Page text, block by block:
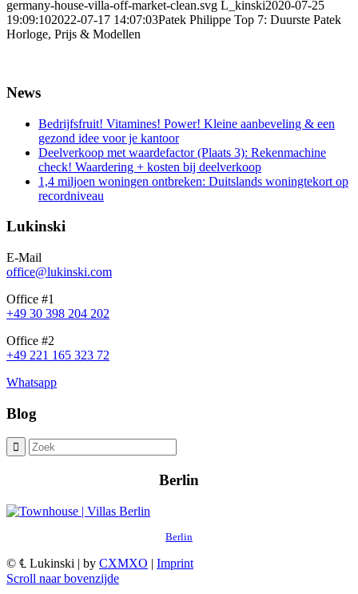
germany-house-villa-off-market-clean.svg L_kinski2020-07-25
19:09:102022-07-17 14:07:03Patek Philippe Top 7: Duurste Patek
Horloge, Prijs & Modellen
News
Bedrijfsfruit! Vitamines! Power! Kleine aanbeveling & een
gezond idee voor je kantoor
Deelverkoop met waardefactor (Plaats 3): Rekenmachine
check! Waardering + kosten bij deelverkoop
1,4 miljoen woningen ontbreken: Duitslands woningtekort op
recordniveau
Lukinski
E-Mail
office@lukinski.com
Office #1
+49 30 398 204 202
Office #2
+49 221 165 323 72
Whatsapp
Blog
Berlin
Berlin
© ℄ Lukinski | by CXMXO | Imprint
Scroll naar bovenzijde